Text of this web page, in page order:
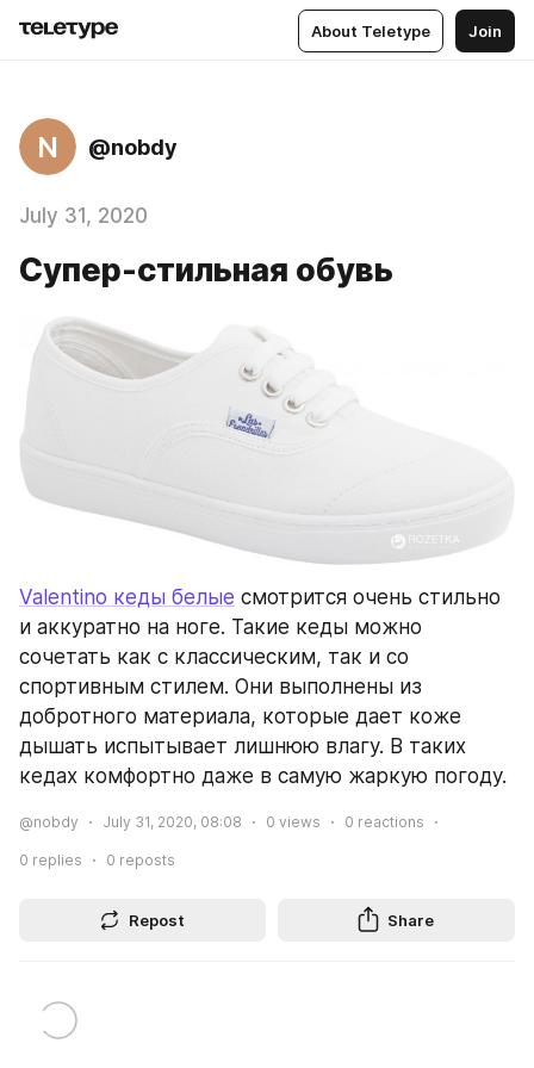
About Teletype Join
N @nobdy
July 31, 2020
Супер-стильная обувь
Valentino кеды белые смотрится очень стильно
и аккуратно на ноге. Такие кеды можно
сочетать как с классическим, так и со
спортивным стилем. Они выполнены из
добротного материала, которые дает коже
дышать испытывает лишнюю влагу. В таких
кедах комфортно даже в самую жаркую погоду.
@nobdy July 31, 2020, 08:08 0 views 0 reactions
0 replies 0 reposts
Repost Share